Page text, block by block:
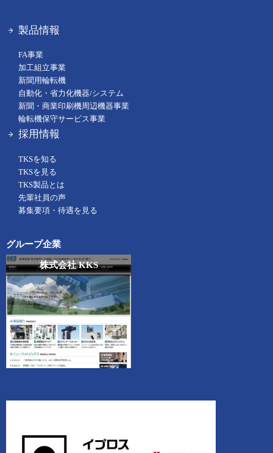
製品情報
FA事業
加工組立事業
新聞用輪転機
自動化・省力化機器/システム
新聞・商業印刷機周辺機器事業
輪転機保守サービス事業
採用情報
TKSを知る
TKSを見る
TKS製品とは
先輩社員の声
募集要項・待遇を見る
グループ企業
株式会社 KKS